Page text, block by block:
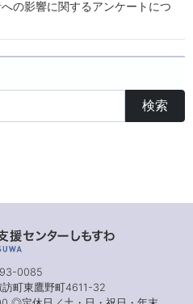
の影響に関するアンケートにつ
検索
0085
町東鷹野町4611-32